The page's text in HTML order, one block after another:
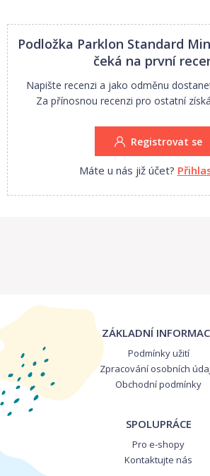
Podložka Parklon Standard
čeká na první
Napište recenzi a jako odměnu
Za přínosnou recenzi pro ostatní
Registrovat se
Máte u nás již účet?
ZÁKLADNÍ
Podmínky užití
Zpracování osobních
Obchodní podmínky
SPOLUPRÁCE
Pro e-shopy
Kontaktujte nás